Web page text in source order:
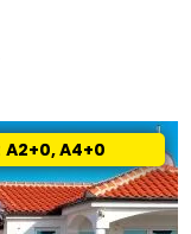
A2+0, A4+0